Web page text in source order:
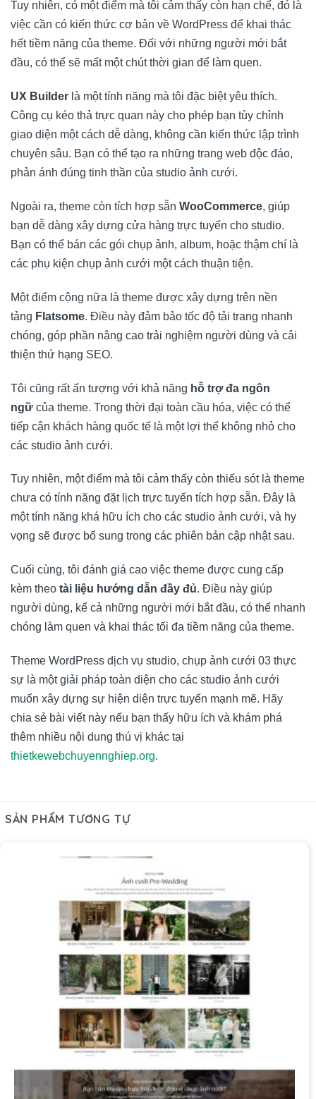
Tuy nhiên, có một điểm mà tôi cảm thấy còn hạn chế, đó là
việc cần có kiến thức cơ bản về WordPress để khai thác
hết tiềm năng của theme. Đối với những người mới bắt
đầu, có thể sẽ mất một chút thời gian để làm quen.
UX Builder là một tính năng mà tôi đặc biệt yêu thích.
Công cụ kéo thả trực quan này cho phép bạn tùy chỉnh
giao diện một cách dễ dàng, không cần kiến thức lập trình
chuyên sâu. Bạn có thể tạo ra những trang web độc đáo,
phản ánh đúng tinh thần của studio ảnh cưới.
Ngoài ra, theme còn tích hợp sẵn WooCommerce, giúp
bạn dễ dàng xây dựng cửa hàng trực tuyến cho studio.
Bạn có thể bán các gói chụp ảnh, album, hoặc thậm chí là
các phụ kiện chụp ảnh cưới một cách thuận tiện.
Một điểm cộng nữa là theme được xây dựng trên nền
tảng Flatsome. Điều này đảm bảo tốc độ tải trang nhanh
chóng, góp phần nâng cao trải nghiệm người dùng và cải
thiện thứ hạng SEO.
Tôi cũng rất ấn tượng với khả năng hỗ trợ đa ngôn
ngữ của theme. Trong thời đại toàn cầu hóa, việc có thể
tiếp cận khách hàng quốc tế là một lợi thế không nhỏ cho
các studio ảnh cưới.
Tuy nhiên, một điểm mà tôi cảm thấy còn thiếu sót là theme
chưa có tính năng đặt lịch trực tuyến tích hợp sẵn. Đây là
một tính năng khá hữu ích cho các studio ảnh cưới, và hy
vọng sẽ được bổ sung trong các phiên bản cập nhật sau.
Cuối cùng, tôi đánh giá cao việc theme được cung cấp
kèm theo tài liệu hướng dẫn đầy đủ. Điều này giúp
người dùng, kể cả những người mới bắt đầu, có thể nhanh
chóng làm quen và khai thác tối đa tiềm năng của theme.
Theme WordPress dịch vụ studio, chụp ảnh cưới 03 thực
sự là một giải pháp toàn diện cho các studio ảnh cưới
muốn xây dựng sự hiện diện trực tuyến mạnh mẽ. Hãy
chia sẻ bài viết này nếu bạn thấy hữu ích và khám phá
thêm nhiều nội dung thú vị khác tại
thietkewebchuyennghiep.org.
SẢN PHẨM TƯƠNG TỰ